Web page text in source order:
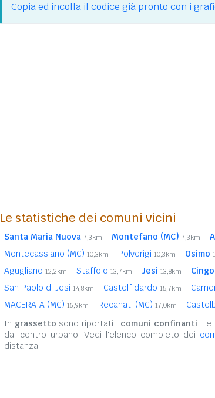
Copia ed incolla il codice già pronto con i
Le statistiche dei comuni vicini
Santa Maria Nuova 7,3km Montefano (MC) 7,3km
Montecassiano (MC) 10,3km Polverigi 10,3km Osimo
Agugliano 12,2km Staffolo 13,7km Jesi 13,8km
San Paolo di Jesi 14,8km Castelfidardo 15,7km
MACERATA (MC) 16,9km Recanati (MC) 17,0km
In grassetto sono riportati i comuni confinanti. Le
dal centro urbano. Vedi l'elenco completo dei
distanza.